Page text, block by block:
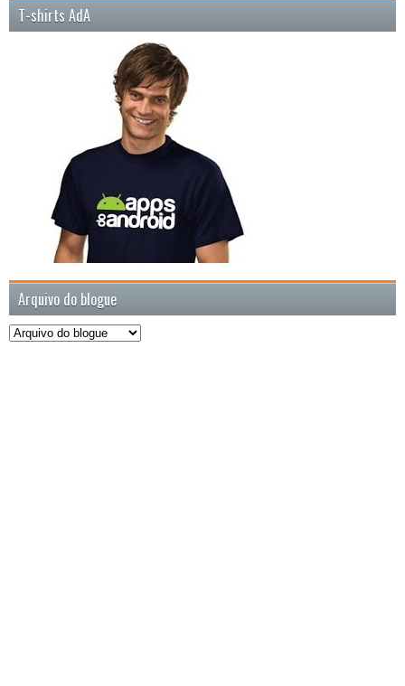
T-shirts AdA
Arquivo do blogue